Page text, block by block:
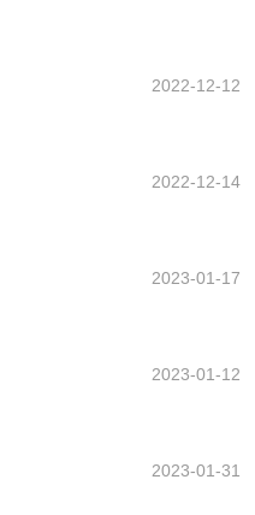
2022-12-12
2022-12-14
2023-01-17
2023-01-12
2023-01-31